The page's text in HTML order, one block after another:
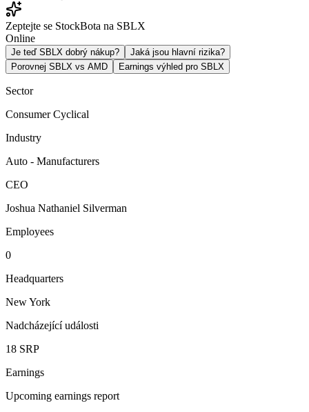
Zeptejte se StockBota na SBLX
Online
Je teď SBLX dobrý nákup?
Jaká jsou hlavní rizika?
Porovnej SBLX vs AMD
Earnings výhled pro SBLX
Sector
Consumer Cyclical
Industry
Auto - Manufacturers
CEO
Joshua Nathaniel Silverman
Employees
0
Headquarters
New York
Nadcházející události
18 SRP
Earnings
Upcoming earnings report